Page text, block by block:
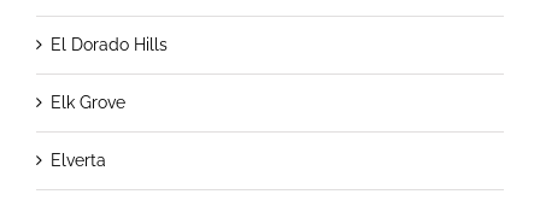
El Dorado Hills
Elk Grove
Elverta